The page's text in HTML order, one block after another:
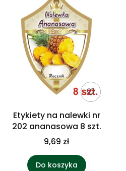
Etykiety na nalewki nr
202 ananasowa 8 szt.
9,69 zł
Do koszyka